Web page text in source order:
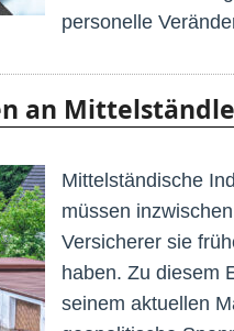
personelle
an
Mittelständische
müssen
Versicherer sie
haben. Zu diesem
seinem aktuellen